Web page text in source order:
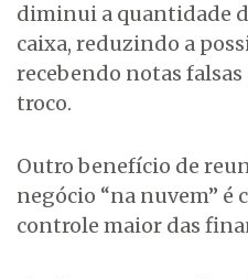
diminui a quantidade
caixa, reduzindo a
recebendo notas
troco.
Outro benefício de
negócio “na nuvem”
controle maior das